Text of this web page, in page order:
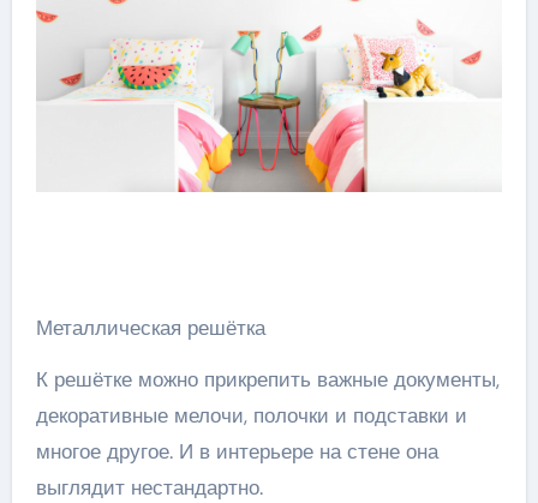
Металлическая решётка
К решётке можно прикрепить важные документы,
декоративные мелочи, полочки и подставки и
многое другое. И в интерьере на стене она
выглядит нестандартно.